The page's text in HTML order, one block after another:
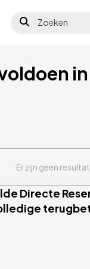
Zoeken
Er zijn geen
Directe